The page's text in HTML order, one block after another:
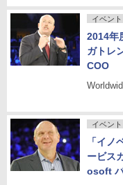
イベント
2014年
ガトレ
COO
イベント
「イ
ービス
osoft